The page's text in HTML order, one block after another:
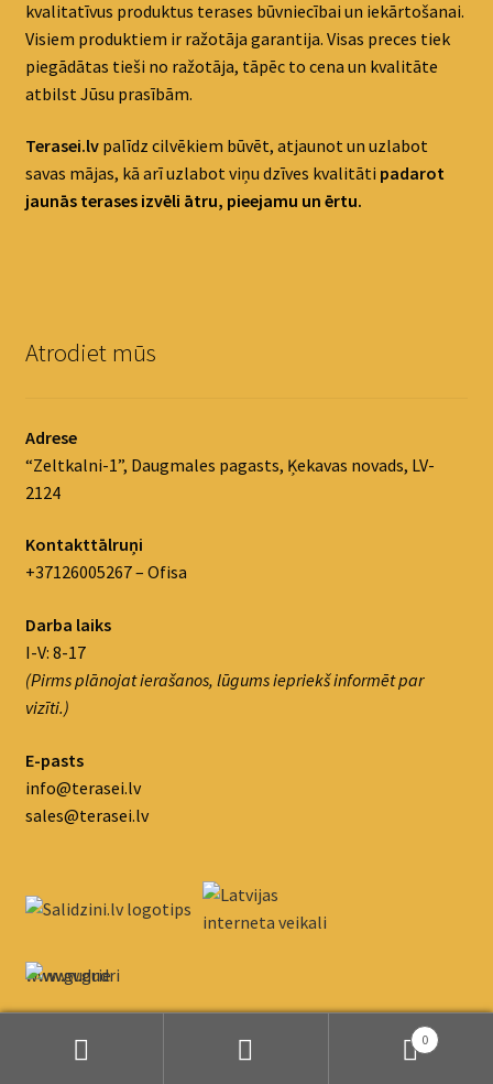
kvalitatīvus produktus terases būvniecībai un iekārtošanai.
Visiem produktiem ir ražotāja garantija. Visas preces tiek
piegādātas tieši no ražotāja, tāpēc to cena un kvalitāte
atbilst Jūsu prasībām.
Terasei.lvpalīdz cilvēkiem būvēt, atjaunot un uzlabot
savas mājas, kā arī uzlabot viņu dzīves kvalitāti padarot
jaunās terases izvēli ātru, pieejamu un ērtu.
Atrodiet mūs
Adrese
“Zeltkalni-1”, Daugmales pagasts, Ķekavas novads, LV-
2124
Kontakttālruņi
+37126005267 – Ofisa
Darba laiks
I-V: 8-17
(Pirms plānojat ierašanos, lūgums iepriekš informēt par
vizīti.)
E-pasts
info@terasei.lv
sales@terasei.lv
www.gudrie
0